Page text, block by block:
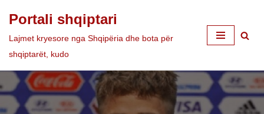
Skip
to
Portali shqiptari
Lajmet kryesore nga Shqipëria dhe bota për
shqiptarët, kudo